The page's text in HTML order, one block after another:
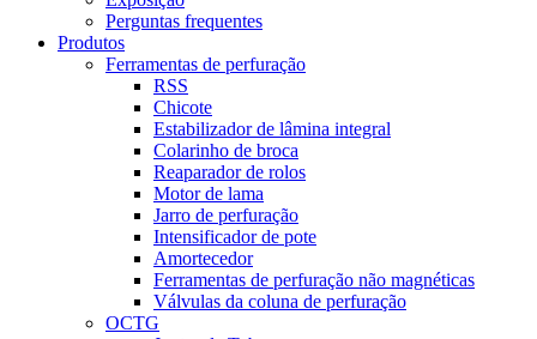
Perguntas frequentes
Produtos
Ferramentas de perfuração
RSS
Chicote
Estabilizador de lâmina integral
Colarinho de broca
Reaparador de rolos
Motor de lama
Jarro de perfuração
Intensificador de pote
Amortecedor
Ferramentas de perfuração não magnéticas
Válvulas da coluna de perfuração
OCTG